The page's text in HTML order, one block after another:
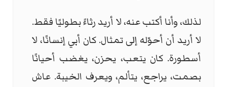
لذلك، وأنا أكتب عنه، لا أريد رثاءً بطوليًا فقط.
لا أريد أن أحوّله إلى تمثال. كان أبي إنسانًا، لا
أسطورة. كان يتعب، يحزن، يغضب أحيانًا
بصمت، يراجع، يتألم، ويعرف الخيبة. عاش